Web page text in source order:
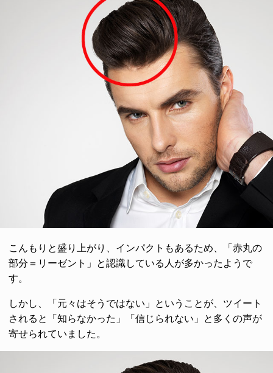
こんもりと盛り上がり、インパクトもあるため、「赤丸の
部分＝リーゼント」と認識している人が多かったようで
す。
しかし、「元々はそうではない」ということが、ツイート
されると「知らなかった」「信じられない」と多くの声が
寄せられていました。